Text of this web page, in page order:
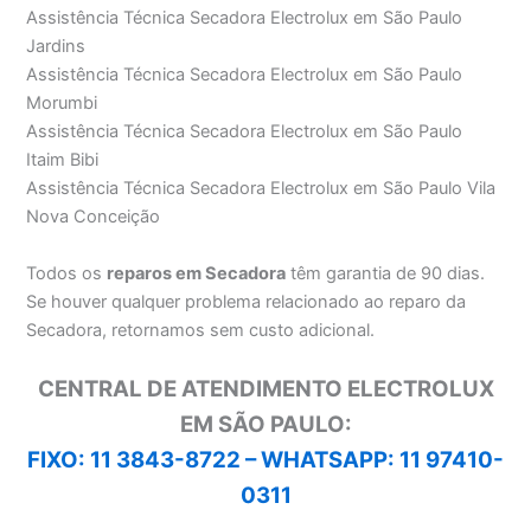
Assistência Técnica Secadora Electrolux em São Paulo
Jardins
Assistência Técnica Secadora Electrolux em São Paulo
Morumbi
Assistência Técnica Secadora Electrolux em São Paulo
Itaim Bibi
Assistência Técnica Secadora Electrolux em São Paulo Vila
Nova Conceição
Todos os reparos em Secadora têm garantia de 90 dias.
Se houver qualquer problema relacionado ao reparo da
Secadora, retornamos sem custo adicional.
CENTRAL DE ATENDIMENTO ELECTROLUX
EM SÃO PAULO:
FIXO: 11 3843-8722 –WHATSAPP: 11 97410-
0311